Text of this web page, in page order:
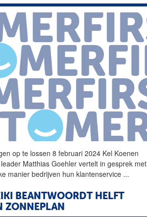
op te lossen 8 februari 2024 Kel Koenen
Matthias Goehler vertelt in gesprek met
manier bedrijven hun klantenservice ...
BEANTWOORDT HELFT
ZONNEPLAN